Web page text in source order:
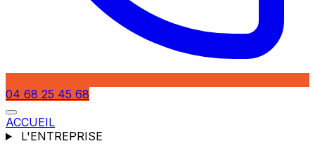
04 68 25 45 68
ACCUEIL
L'ENTREPRISE